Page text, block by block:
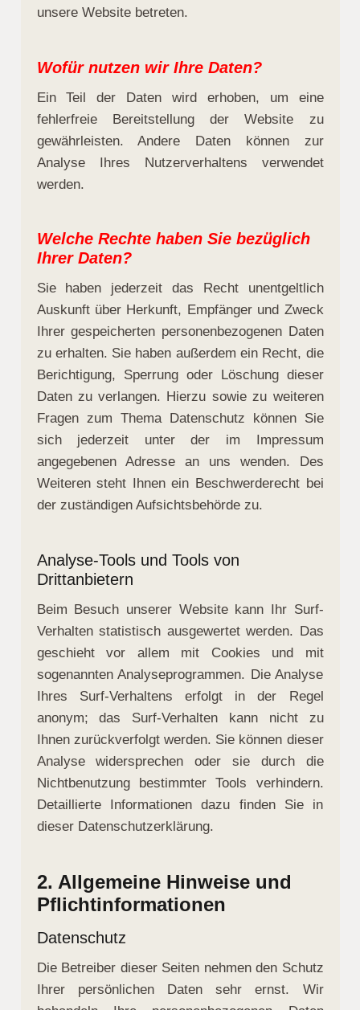
unsere Website betreten.
Wofür nutzen wir Ihre Daten?
Ein Teil der Daten wird erhoben, um eine
fehlerfreie Bereitstellung der Website zu
gewährleisten. Andere Daten können zur
Analyse Ihres Nutzerverhaltens verwendet
werden.
Welche Rechte haben Sie bezüglich
Ihrer Daten?
Sie haben jederzeit das Recht unentgeltlich
Auskunft über Herkunft, Empfänger und Zweck
Ihrer gespeicherten personenbezogenen Daten
zu erhalten. Sie haben außerdem ein Recht, die
Berichtigung, Sperrung oder Löschung dieser
Daten zu verlangen. Hierzu sowie zu weiteren
Fragen zum Thema Datenschutz können Sie
sich jederzeit unter der im Impressum
angegebenen Adresse an uns wenden. Des
Weiteren steht Ihnen ein Beschwerderecht bei
der zuständigen Aufsichtsbehörde zu.
Analyse-Tools und Tools von
Drittanbietern
Beim Besuch unserer Website kann Ihr Surf-
Verhalten statistisch ausgewertet werden. Das
geschieht vor allem mit Cookies und mit
sogenannten Analyseprogrammen. Die Analyse
Ihres Surf-Verhaltens erfolgt in der Regel
anonym; das Surf-Verhalten kann nicht zu
Ihnen zurückverfolgt werden. Sie können dieser
Analyse widersprechen oder sie durch die
Nichtbenutzung bestimmter Tools verhindern.
Detaillierte Informationen dazu finden Sie in
dieser Datenschutzerklärung.
2. Allgemeine Hinweise und
Pflichtinformationen
Datenschutz
Die Betreiber dieser Seiten nehmen den Schutz
Ihrer persönlichen Daten sehr ernst. Wir